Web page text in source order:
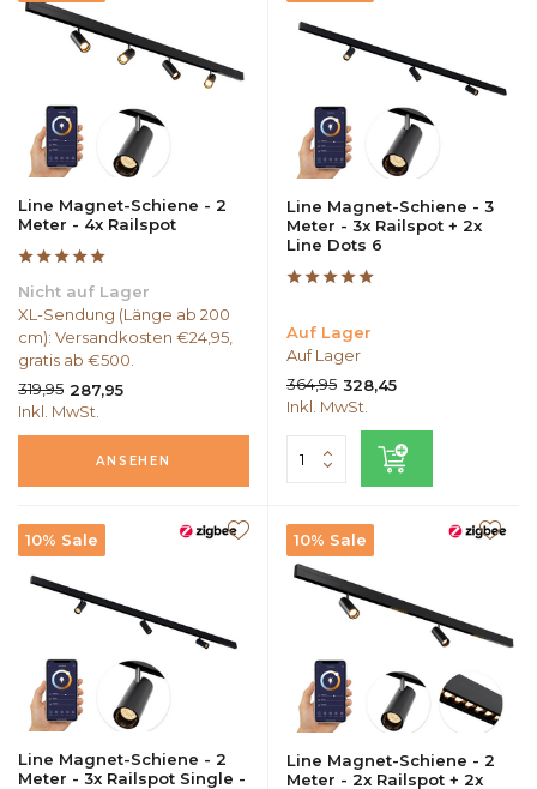
Line Magnet-Schiene - 2
Meter - 4x Railspot
Nicht auf Lager
XL-Sendung (Länge ab 200
cm): Versandkosten €24,95,
gratis ab €500.
319,95 287,95
Inkl. MwSt.
ANSEHEN
Line Magnet-Schiene - 3
Meter - 3x Railspot + 2x
Line Dots 6
Auf Lager
Auf Lager
364,95 328,45
Inkl. MwSt.
10% Sale
Line Magnet-Schiene - 2
Meter - 3x Railspot Single -
10% Sale
Line Magnet-Schiene - 2
Meter - 2x Railspot + 2x